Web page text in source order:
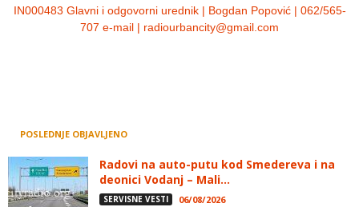
IN000483 Glavni i odgovorni urednik | Bogdan Popović | 062/565-
707 e-mail | radiourbancity@gmail.com
POSLEDNJE OBJAVLJENO
Radovi na auto-putu kod Smedereva i na
deonici Vodanj – Mali...
SERVISNE VESTI 06/08/2026